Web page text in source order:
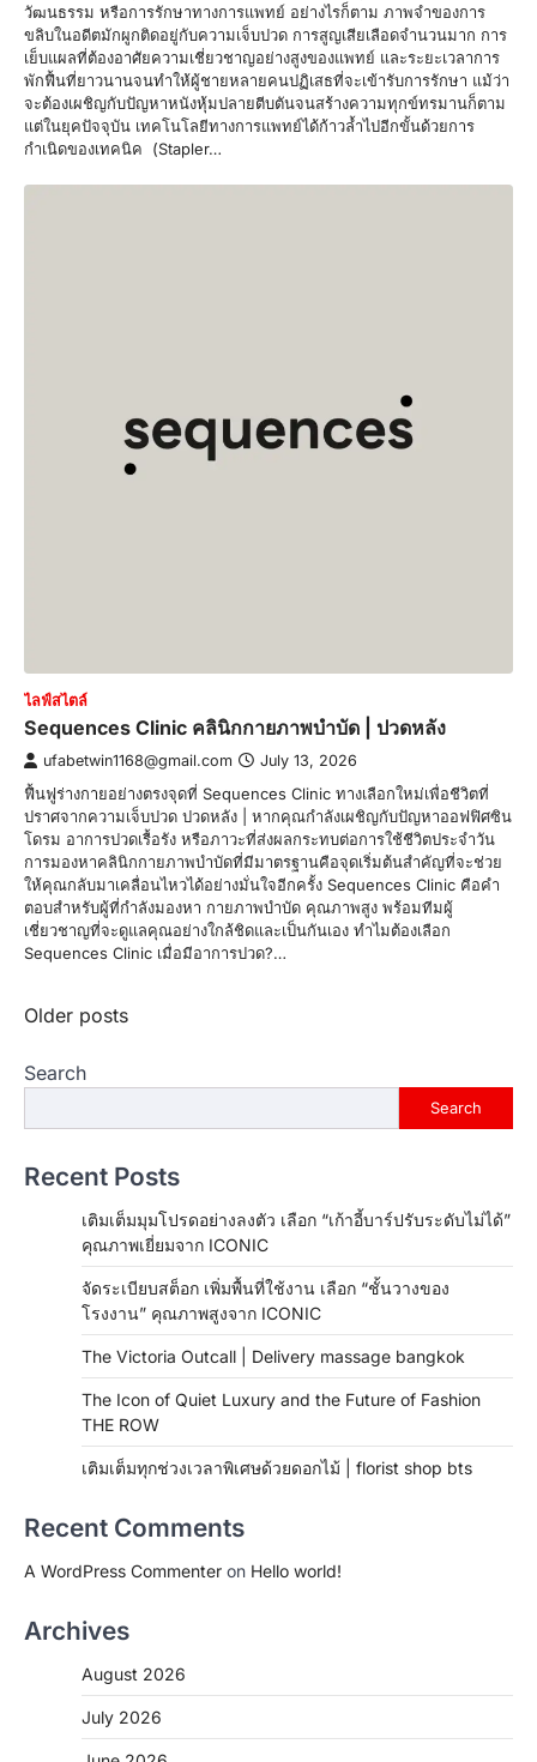
วัฒนธรรม หรือการรักษาทางการแพทย์ อย่างไรก็ตาม ภาพจำของการ
ขลิบในอดีตมักผูกติดอยู่กับความเจ็บปวด การสูญเสียเลือดจำนวนมาก การ
เย็บแผลที่ต้องอาศัยความเชี่ยวชาญอย่างสูงของแพทย์ และระยะเวลาการ
พักฟื้นที่ยาวนานจนทำให้ผู้ชายหลายคนปฏิเสธที่จะเข้ารับการรักษา แม้ว่า
จะต้องเผชิญกับปัญหาหนังหุ้มปลายตีบตันจนสร้างความทุกข์ทรมานก็ตาม
แต่ในยุคปัจจุบัน เทคโนโลยีทางการแพทย์ได้ก้าวล้ำไปอีกขั้นด้วยการ
กำเนิดของเทคนิค (Stapler…
ไลฟ์สไตล์
Sequences Clinic คลินิกกายภาพบำบัด | ปวดหลัง
ufabetwin1168@gmail.com July 13, 2026
ฟื้นฟูร่างกายอย่างตรงจุดที่ Sequences Clinic ทางเลือกใหม่เพื่อชีวิตที่
ปราศจากความเจ็บปวด ปวดหลัง | หากคุณกำลังเผชิญกับปัญหาออฟฟิศซิน
โดรม อาการปวดเรื้อรัง หรือภาวะที่ส่งผลกระทบต่อการใช้ชีวิตประจำวัน
การมองหาคลินิกกายภาพบำบัดที่มีมาตรฐานคือจุดเริ่มต้นสำคัญที่จะช่วย
ให้คุณกลับมาเคลื่อนไหวได้อย่างมั่นใจอีกครั้ง Sequences Clinic คือคำ
ตอบสำหรับผู้ที่กำลังมองหา กายภาพบำบัด คุณภาพสูง พร้อมทีมผู้
เชี่ยวชาญที่จะดูแลคุณอย่างใกล้ชิดและเป็นกันเอง ทำไมต้องเลือก
Sequences Clinic เมื่อมีอาการปวด?…
Posts
Older posts
Search
Search
Recent Posts
เติมเต็มมุมโปรดอย่างลงตัว เลือก “เก้าอี้บาร์ปรับระดับไม่ได้”
คุณภาพเยี่ยมจาก ICONIC
จัดระเบียบสต็อก เพิ่มพื้นที่ใช้งาน เลือก “ชั้นวางของ
โรงงาน” คุณภาพสูงจาก ICONIC
The Victoria Outcall | Delivery massage bangkok
The Icon of Quiet Luxury and the Future of Fashion
THE ROW
เติมเต็มทุกช่วงเวลาพิเศษด้วยดอกไม้ | florist shop bts
Recent Comments
A WordPress Commenter on Hello world!
Archives
August 2026
July 2026